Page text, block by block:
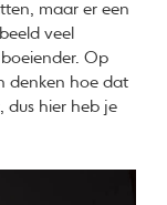
maar er een
veel
Op
denken hoe dat
dus hier heb je